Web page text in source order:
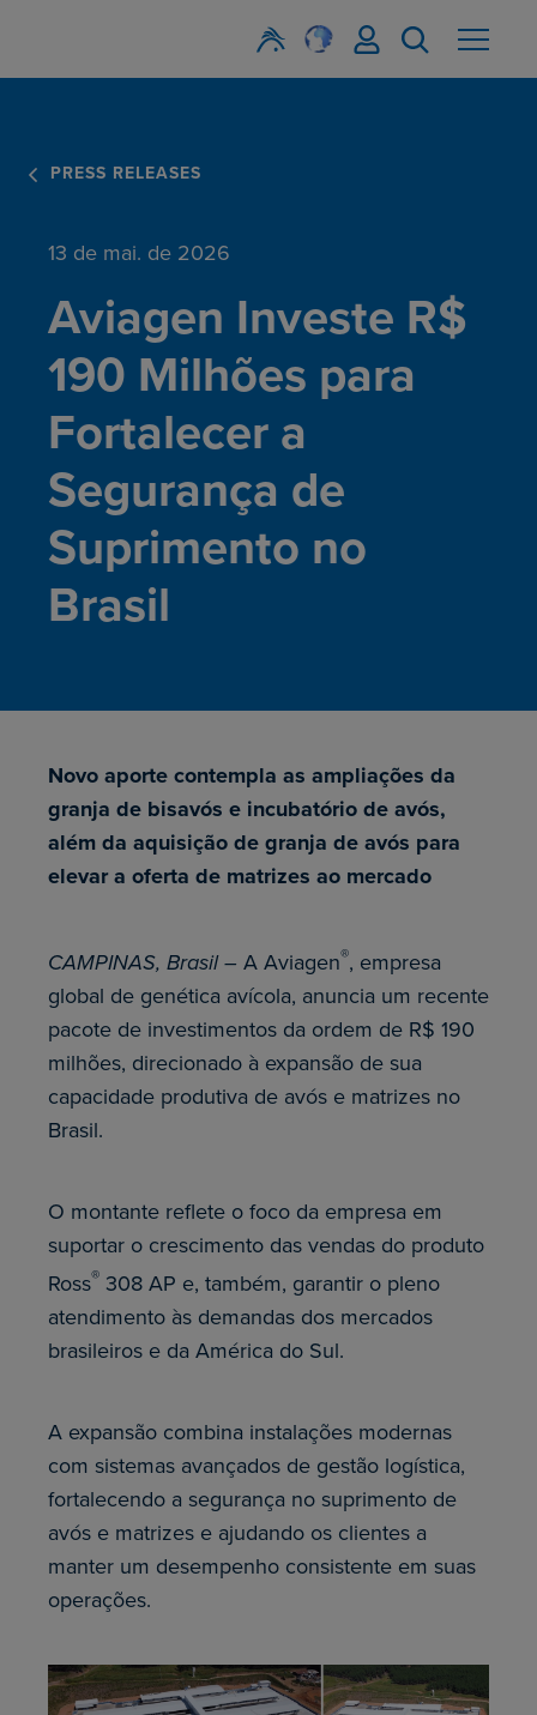
PRESS RELEASES
13 de mai. de 2026
Aviagen Investe R$
190 Milhões para
Fortalecer a
Segurança de
Suprimento no
Brasil
Novo aporte contempla as ampliações da
granja de bisavós e incubatório de avós,
além da aquisição de granja de avós para
elevar a oferta de matrizes ao mercado
CAMPINAS, Brasil – A Aviagen®, empresa
global de genética avícola, anuncia um recente
pacote de investimentos da ordem de R$ 190
milhões, direcionado à expansão de sua
capacidade produtiva de avós e matrizes no
Brasil.
O montante reflete o foco da empresa em
suportar o crescimento das vendas do produto
Ross® 308 AP e, também, garantir o pleno
atendimento às demandas dos mercados
brasileiros e da América do Sul.
A expansão combina instalações modernas
com sistemas avançados de gestão logística,
fortalecendo a segurança no suprimento de
avós e matrizes e ajudando os clientes a
manter um desempenho consistente em suas
operações.